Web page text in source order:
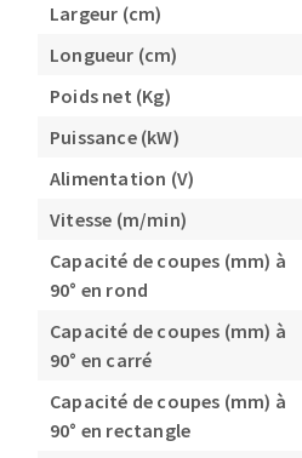
Largeur (cm)
Longueur (cm)
Poids net (Kg)
Puissance (kW)
Alimentation (V)
Vitesse (m/min)
Capacité de coupes (mm) à
90° en rond
Capacité de coupes (mm) à
90° en carré
Capacité de coupes (mm) à
90° en rectangle